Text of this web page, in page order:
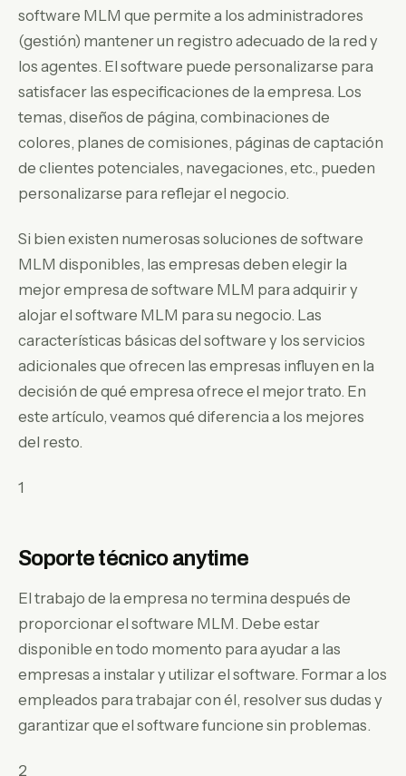
software MLM que permite a los administradores
(gestión) mantener un registro adecuado de la red y
los agentes. El software puede personalizarse para
satisfacer las especificaciones de la empresa. Los
temas, diseños de página, combinaciones de
colores, planes de comisiones, páginas de captación
de clientes potenciales, navegaciones, etc., pueden
personalizarse para reflejar el negocio.
Si bien existen numerosas soluciones de software
MLM disponibles, las empresas deben elegir la
mejor empresa de software MLM para adquirir y
alojar el software MLM para su negocio. Las
características básicas del software y los servicios
adicionales que ofrecen las empresas influyen en la
decisión de qué empresa ofrece el mejor trato. En
este artículo, veamos qué diferencia a los mejores
del resto.
1
Soporte técnico anytime
El trabajo de la empresa no termina después de
proporcionar el software MLM. Debe estar
disponible en todo momento para ayudar a las
empresas a instalar y utilizar el software. Formar a los
empleados para trabajar con él, resolver sus dudas y
garantizar que el software funcione sin problemas.
2